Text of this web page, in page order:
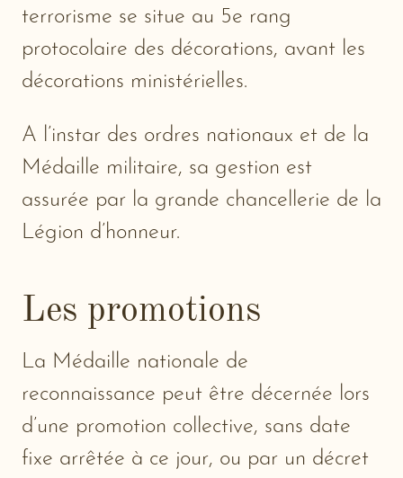
terrorisme se situe au 5e rang
protocolaire des décorations, avant les
décorations ministérielles.
A l’instar des ordres nationaux et de la
Médaille militaire, sa gestion est
assurée par la grande chancellerie de la
Légion d’honneur.
Les promotions
La Médaille nationale de
reconnaissance peut être décernée lors
d’une promotion collective, sans date
fixe arrêtée à ce jour, ou par un décret